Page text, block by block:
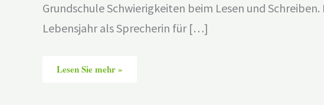
Grundschule Schwierigkeiten beim Lesen und
Lebensjahr als Sprecherin für […]
Lesen Sie mehr »